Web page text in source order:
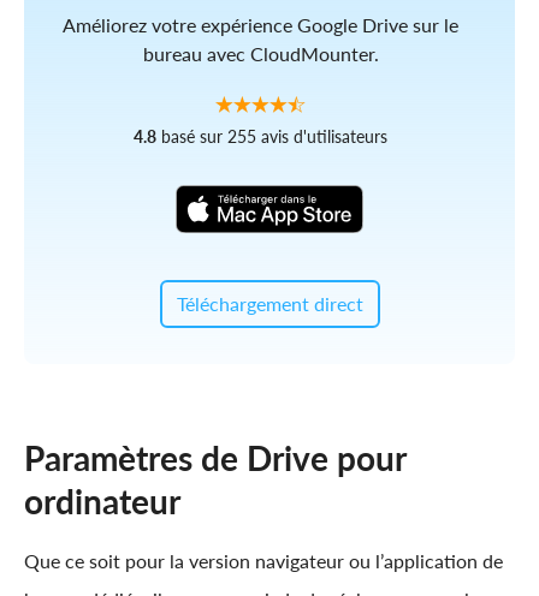
Améliorez votre expérience Google Drive sur le
bureau avec CloudMounter.
4.8 basé sur 255 avis d'utilisateurs
Téléchargement direct
Paramètres de Drive pour
ordinateur
Que ce soit pour la version navigateur ou l’application de